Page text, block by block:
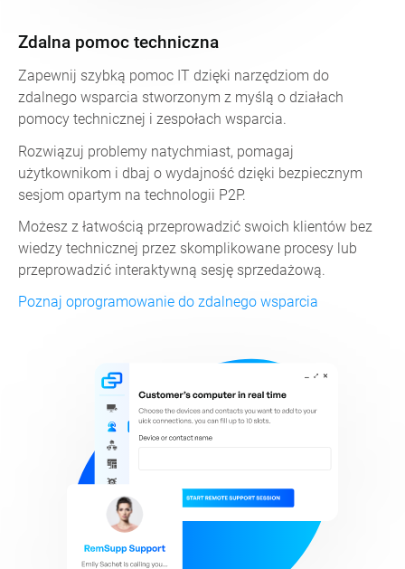
Zdalna pomoc techniczna
Zapewnij szybką pomoc IT dzięki narzędziom do
zdalnego wsparcia stworzonym z myślą o działach
pomocy technicznej i zespołach wsparcia.
Rozwiązuj problemy natychmiast, pomagaj
użytkownikom i dbaj o wydajność dzięki bezpiecznym
sesjom opartym na technologii P2P.
Możesz z łatwością przeprowadzić swoich klientów bez
wiedzy technicznej przez skomplikowane procesy lub
przeprowadzić interaktywną sesję sprzedażową.
Poznaj oprogramowanie do zdalnego wsparcia